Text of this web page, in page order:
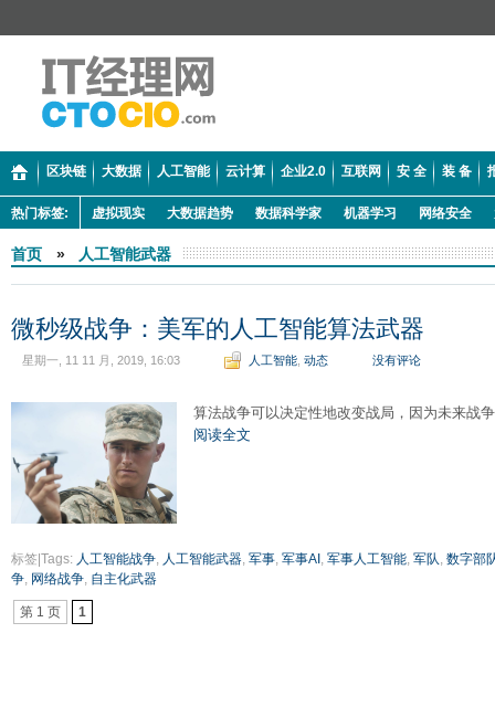
区块链 大数据 人工智能 云计算 企业2.0 互联网 安 全 装 备
热门标签: 虚拟现实 大数据趋势 数据科学家 机器学习 网络安全
首页 » 人工智能武器
微秒级战争：美军的人工智能算法武器
星期一, 11 11 月, 2019, 16:03 人工智能 动态 没有评论
算法战争可以决定性地改变战局，因为未来战
阅读全文
标签|Tags: 人工智能战争, 人工智能武器, 军事, 军事AI , 军事人工智能, 军队, 数字部
争, 网络战争, 自主化武器
第 1 页 1